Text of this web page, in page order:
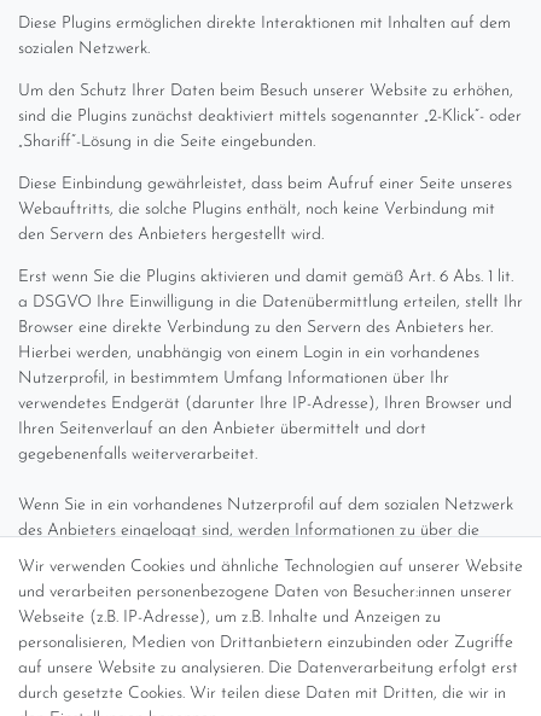
Diese Plugins ermöglichen direkte Interaktionen mit Inhalten auf dem
sozialen Netzwerk.
Um den Schutz Ihrer Daten beim Besuch unserer Website zu erhöhen,
sind die Plugins zunächst deaktiviert mittels sogenannter „2-Klick“- oder
„Shariff“-Lösung in die Seite eingebunden.
Diese Einbindung gewährleistet, dass beim Aufruf einer Seite unseres
Webauftritts, die solche Plugins enthält, noch keine Verbindung mit
den Servern des Anbieters hergestellt wird.
Erst wenn Sie die Plugins aktivieren und damit gemäß Art. 6 Abs. 1 lit.
a DSGVO Ihre Einwilligung in die Datenübermittlung erteilen, stellt Ihr
Browser eine direkte Verbindung zu den Servern des Anbieters her.
Hierbei werden, unabhängig von einem Login in ein vorhandenes
Nutzerprofil, in bestimmtem Umfang Informationen über Ihr
verwendetes Endgerät (darunter Ihre IP-Adresse), Ihren Browser und
Ihren Seitenverlauf an den Anbieter übermittelt und dort
gegebenenfalls weiterverarbeitet.
Wenn Sie in ein vorhandenes Nutzerprofil auf dem sozialen Netzwerk
des Anbieters eingeloggt sind, werden Informationen zu über die
Plugins vollzogenen Interaktionen außerdem dort veröffentlicht und
Ihren Kontakten angezeigt.
Sie können Ihre Einwilligung jederzeit widerrufen indem Sie das
aktivierte Plugin durch erneutes Anklicken wieder deaktivieren. Der
Widerruf hat jedoch keinen Einfluss auf die Daten, die bereits an den
Anbieter übertragen wurden.
Wir verwenden Cookies und ähnliche Technologien auf unserer Website
und verarbeiten personenbezogene Daten von Besucher:innen unserer
Webseite (z.B. IP-Adresse), um z.B. Inhalte und Anzeigen zu
personalisieren, Medien von Drittanbietern einzubinden oder Zugriffe
auf unsere Website zu analysieren. Die Datenverarbeitung erfolgt erst
durch gesetzte Cookies. Wir teilen diese Daten mit Dritten, die wir in